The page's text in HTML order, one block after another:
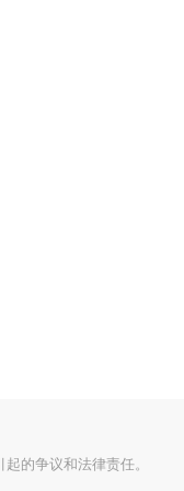
的争议和法律责任。